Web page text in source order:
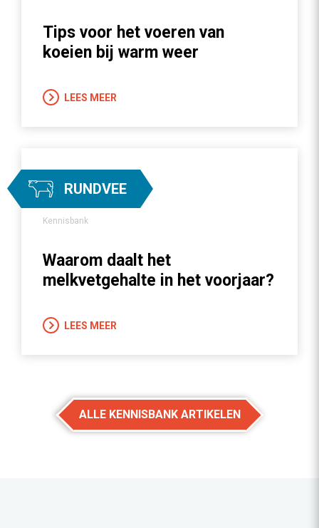
Tips voor het voeren van
koeien bij warm weer
LEES MEER
RUNDVEE
Kennisbank
Waarom daalt het
melkvetgehalte in het voorjaar?
LEES MEER
ALLE KENNISBANK ARTIKELEN